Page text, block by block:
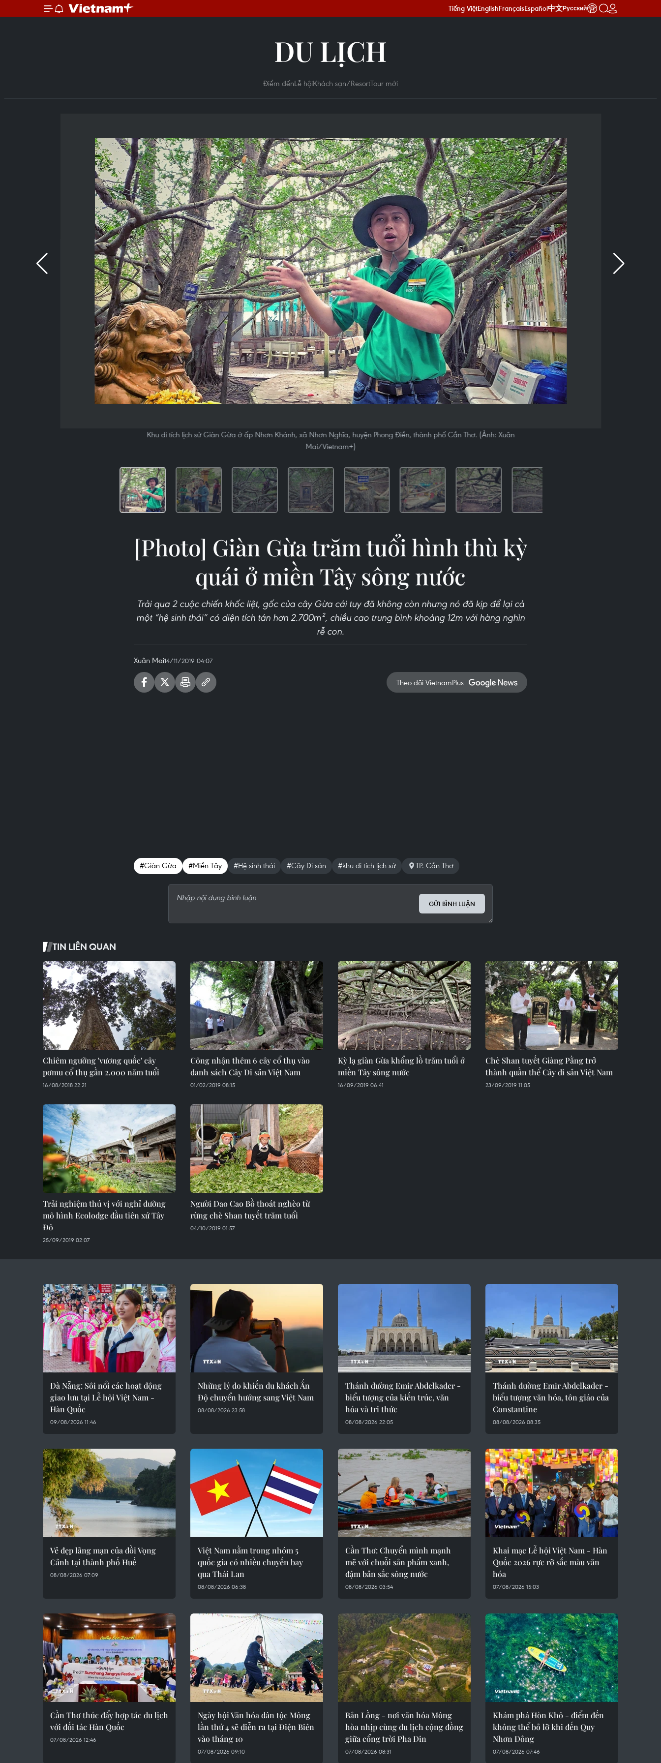
Tiếng ViệtEnglishFrançaisEspañol中文Русский
DU LỊCH
Điểm đếnLễ hộiKhách sạn/ResortTour mới
Khu di tích lịch sử Giàn Gừa ở ấp Nhơn Khánh, xã Nhơn Nghĩa, huyện Phong Điền, thành phố Cần Thơ. (Ảnh: Xuân
Mai/Vietnam+)
[Photo] Giàn Gừa trăm tuổi hình thù kỳ
quái ở miền Tây sông nước
Trải qua 2 cuộc chiến khốc liệt, gốc của cây Gừa cái tuy đã không còn nhưng nó đã kịp để lại cả
một “hệ sinh thái” có diện tích tán hơn 2.700m², chiều cao trung bình khoảng 12m với hàng nghìn
rễ con.
Xuân Mai14/11/2019 04:07
Theo dõi VietnamPlus
#Giàn Gừa #Miền Tây #Hệ sinh thái #Cây Di sản #khu di tích lịch sử TP. Cần Thơ
GỬI BÌNH LUẬN
TIN LIÊN QUAN
Chiêm ngưỡng 'vương quốc' cây
pơmu cổ thụ gần 2.000 năm tuổi
16/08/2018 22:21
Công nhận thêm 6 cây cổ thụ vào
danh sách Cây Di sản Việt Nam
01/02/2019 08:15
Kỳ lạ giàn Gừa khổng lồ trăm tuổi ở
miền Tây sông nước
16/09/2019 06:41
Chè Shan tuyết Giàng Pằng trở
thành quần thể Cây di sản Việt Nam
23/09/2019 11:05
Trải nghiệm thú vị với nghỉ dưỡng
mô hình Ecolodge đầu tiên xứ Tây
Đô
25/09/2019 02:07
Người Dao Cao Bồ thoát nghèo từ
rừng chè Shan tuyết trăm tuổi
04/10/2019 01:57
Đà Nẵng: Sôi nổi các hoạt động
giao lưu tại Lễ hội Việt Nam -
Hàn Quốc
09/08/2026 11:46
Những lý do khiến du khách Ấn
Độ chuyển hướng sang Việt Nam
08/08/2026 23:58
Thánh đường Emir Abdelkader -
biểu tượng của kiến trúc, văn
hóa và tri thức
08/08/2026 22:05
Thánh đường Emir Abdelkader -
biểu tượng văn hóa, tôn giáo của
Constantine
08/08/2026 08:35
Vẻ đẹp lãng mạn của đồi Vọng
Cảnh tại thành phố Huế
08/08/2026 07:09
Việt Nam nằm trong nhóm 5
quốc gia có nhiều chuyến bay
qua Thái Lan
08/08/2026 06:38
Cần Thơ: Chuyển mình mạnh
mẽ với chuỗi sản phẩm xanh,
đậm bản sắc sông nước
08/08/2026 03:54
Khai mạc Lễ hội Việt Nam - Hàn
Quốc 2026 rực rỡ sắc màu văn
hóa
07/08/2026 15:03
Cần Thơ thúc đẩy hợp tác du lịch
với đối tác Hàn Quốc
07/08/2026 12:46
Ngày hội Văn hóa dân tộc Mông
lần thứ 4 sẽ diễn ra tại Điện Biên
vào tháng 10
07/08/2026 09:10
Bản Lồng - nơi văn hóa Mông
hòa nhịp cùng du lịch cộng đồng
giữa cổng trời Pha Đin
07/08/2026 08:31
Khám phá Hòn Khô - điểm đến
không thể bỏ lỡ khi đến Quy
Nhơn Đông
07/08/2026 07:46